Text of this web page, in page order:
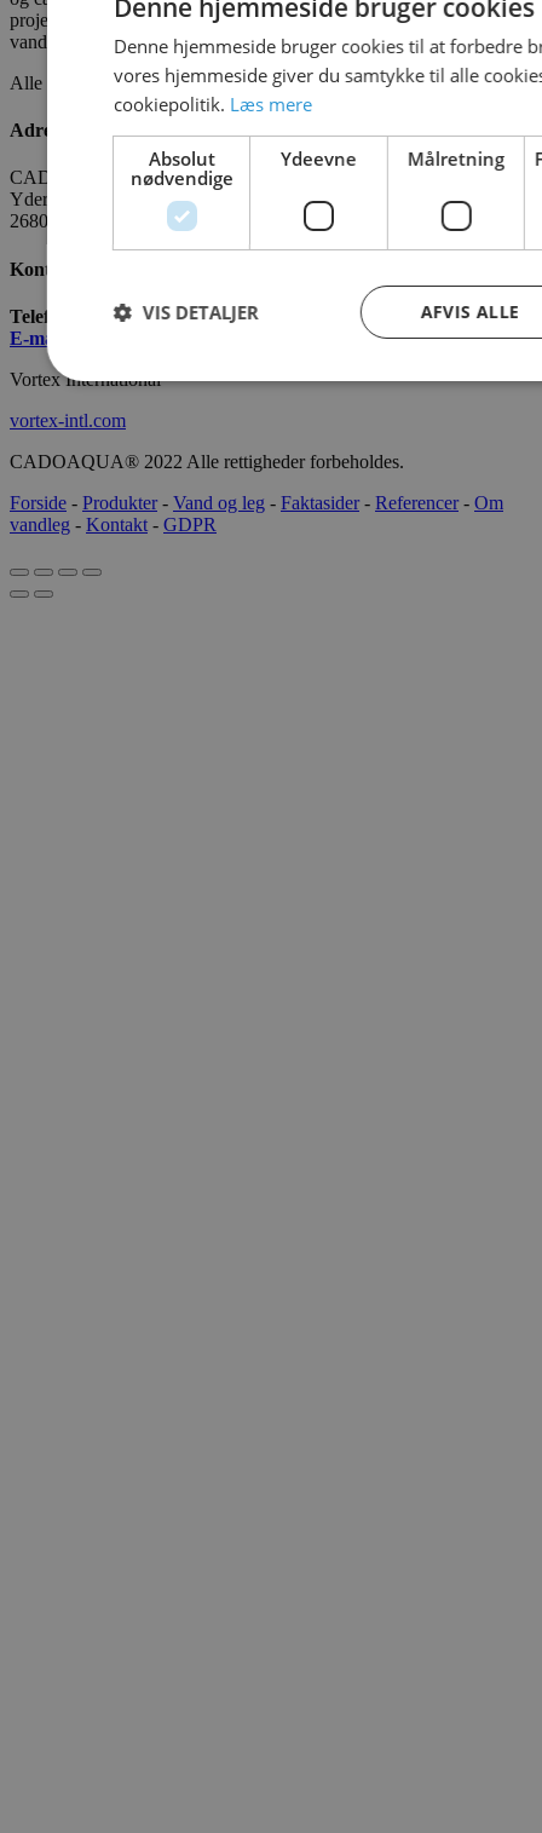
projektet - fra idé til realisering. CADOAQUA er vores
vandlegeplads.
Alle fakta om CADO er tilgængelige HER
Adresse
CADO AQUA Danmark
Yderholmvej 35
2680 Solrød
Kontakt os
Telefon:
+45 7022 2628
E-mail
Vortex International
vortex-intl.com
CADOAQUA® 2022 Alle rettigheder forbeholdes.
Forside - Produkter- Vand og leg - Faktasider- Referencer- Om
vandleg - Kontakt - GDPR
Denne hjemmeside bruger cookies
Denne hjemmeside bruger cookies til at forbedre
vores hjemmeside giver du samtykke til alle
cookiepolitik. Læs mere
Absolut
nødvendige
Ydeevne Målretning
AFVIS ALLE
VIS DETALJER